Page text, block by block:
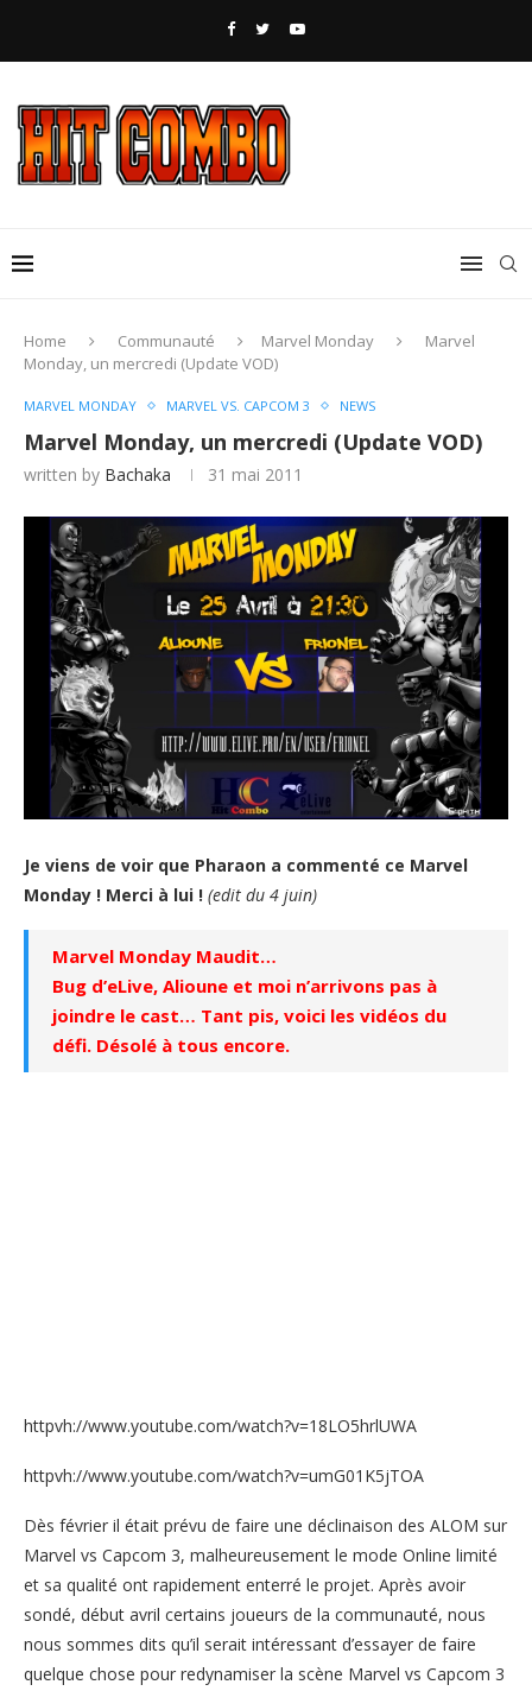
Home Communauté Marvel Monday
Marvel
Monday, un mercredi (Update VOD)
MARVEL MONDAY MARVEL VS. CAPCOM 3 NEWS
Marvel Monday, un mercredi (Update VOD)
written by Bachaka 31 mai 2011
Je viens de voir que Pharaon a commenté ce Marvel
Monday ! Merci à lui ! (edit du 4 juin)
Marvel Monday Maudit…
Bug d’eLive, Alioune et moi n’arrivons pas à
joindre le cast… Tant pis, voici les vidéos du
défi. Désolé à tous encore.
httpvh://www.youtube.com/watch?v=18LO5hrlUWA
httpvh://www.youtube.com/watch?v=umG01K5jTOA
Dès février il était prévu de faire une déclinaison des ALOM sur
Marvel vs Capcom 3, malheureusement le mode Online limité
et sa qualité ont rapidement enterré le projet. Après avoir
sondé, début avril certains joueurs de la communauté, nous
nous sommes dits qu’il serait intéressant d’essayer de faire
quelque chose pour redynamiser la scène Marvel vs Capcom 3